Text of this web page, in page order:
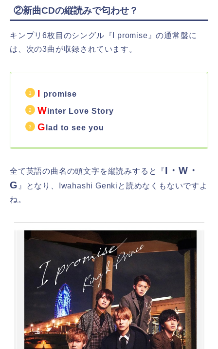
②新曲CDの縦読みで匂わせ？
キンプリ6枚目のシングル『I promise』の通常盤に
は、次の3曲が収録されています。
I promise
Winter Love Story
G lad to see you
全て英語の曲名の頭文字を縦読みすると『I・W・
G 』となり、Iwahashi Genkiと読めなくもないですよ
ね。